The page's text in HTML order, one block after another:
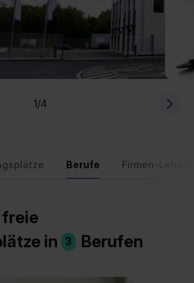
1/4
Berufe Firmen-
freie
in
3 Berufen